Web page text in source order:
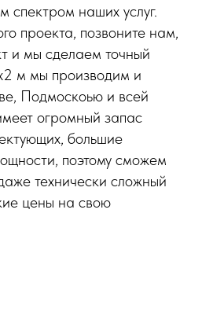
спектром наших услуг.
проекта, позвоните нам,
и мы сделаем точный
м мы производим и
Подмоскоью и всей
огромный запас
большие
поэтому сможем
технически сложный
цены на свою